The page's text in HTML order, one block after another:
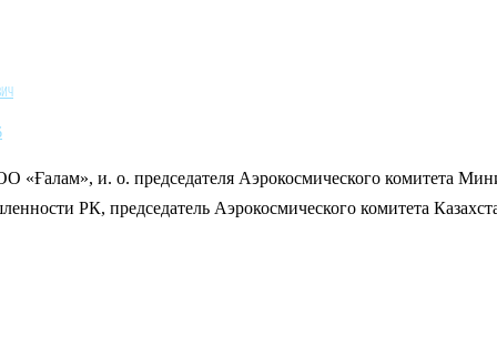
«Ғалам», и. о. председателя Аэрокосмического комитета
РК, председатель Аэрокосмического комитета